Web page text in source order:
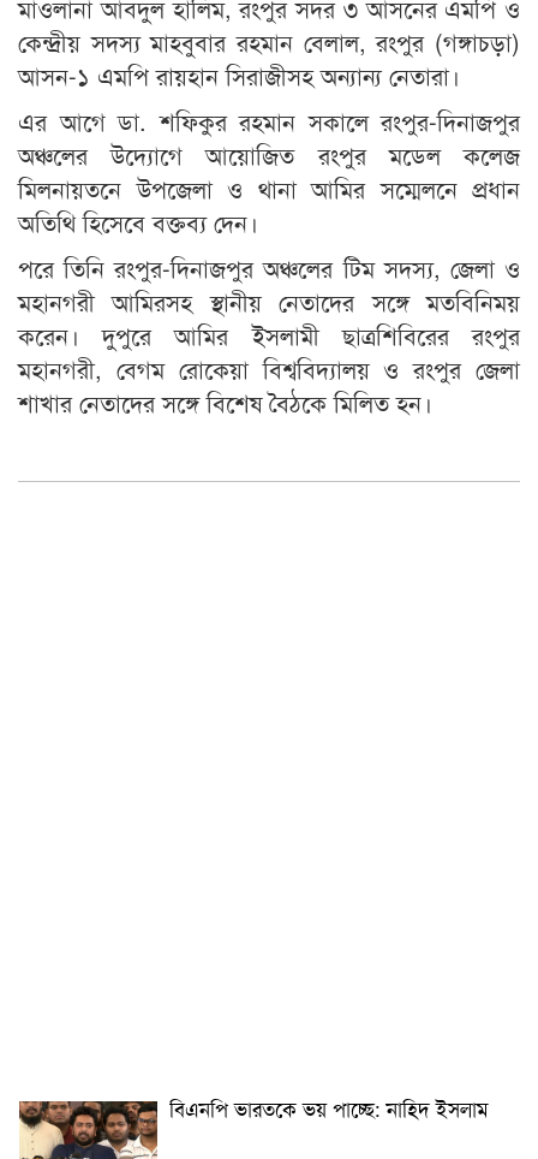
মাওলানা আবদুল হালিম, রংপুর সদর ৩ আসনের এমপি ও
কেন্দ্রীয় সদস্য মাহবুবার রহমান বেলাল, রংপুর (গঙ্গাচড়া)
আসন-১ এমপি রায়হান সিরাজীসহ অন্যান্য নেতারা।
এর আগে ডা. শফিকুর রহমান সকালে রংপুর-দিনাজপুর
অঞ্চলের উদ্যোগে আয়োজিত রংপুর মডেল কলেজ
মিলনায়তনে উপজেলা ও থানা আমির সম্মেলনে প্রধান
অতিথি হিসেবে বক্তব্য দেন।
পরে তিনি রংপুর-দিনাজপুর অঞ্চলের টিম সদস্য, জেলা ও
মহানগরী আমিরসহ স্থানীয় নেতাদের সঙ্গে মতবিনিময়
করেন। দুপুরে আমির ইসলামী ছাত্রশিবিরের রংপুর
মহানগরী, বেগম রোকেয়া বিশ্ববিদ্যালয় ও রংপুর জেলা
শাখার নেতাদের সঙ্গে বিশেষ বৈঠকে মিলিত হন।
বিএনপি ভারতকে ভয় পাচ্ছে: নাহিদ ইসলাম